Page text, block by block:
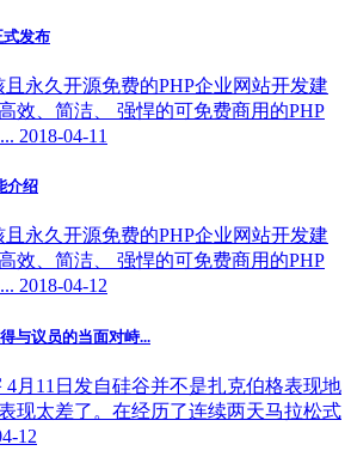
式发布
且永久开源免费的PHP企业网站开发建
效、简洁、 强悍的可免费商用的PHP
2018-04-11
介绍
且永久开源免费的PHP企业网站开发建
效、简洁、 强悍的可免费商用的PHP
2018-04-12
与议员的当面对峙...
4月11日发自硅谷并不是扎克伯格表现地
现太差了。在经历了连续两天马拉松式
12